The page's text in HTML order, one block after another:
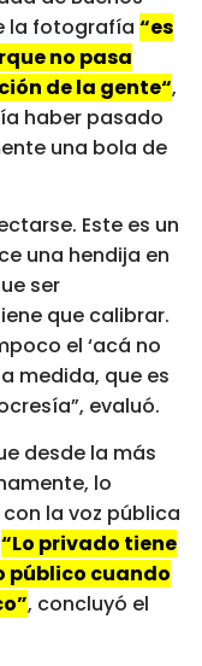
la fotografía “es
no pasa
de la gente“,
haber pasado
una bola de
Este es un
una hendija en
ser
que calibrar.
el ‘acá no
medida, que es
evaluó.
desde la más
lo
la voz pública
“Lo privado tiene
público cuando
, concluyó el